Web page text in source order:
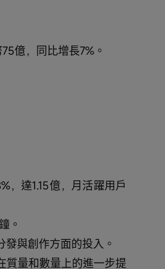
億，同比增長7%。
，達1.15億，月活躍用戶
。
與創作方面的投入。
質量和數量上的進一步提